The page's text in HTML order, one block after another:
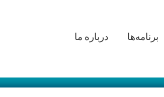
Main
درباره ما برنامه‌ها